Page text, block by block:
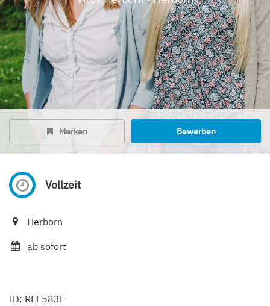
Merken Bewerben
Vollzeit
Herborn
ab sofort
ID: REF583F